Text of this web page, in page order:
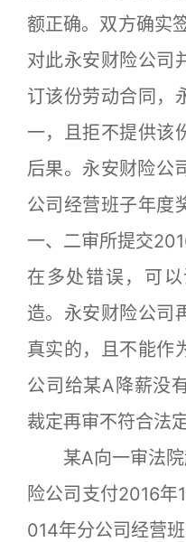
额正确。双方确实
对此永安财险公司
订该份劳动合同，
一，且拒不提供该
后果。永安财险公
公司经营班子年度
一、二审所提交
在多处错误，可
造。永安财险公司
真实的，且不能作
公司给某A降薪没
裁定再审不符合法
某A向一审法院
险公司支付2016
014年分公司经营